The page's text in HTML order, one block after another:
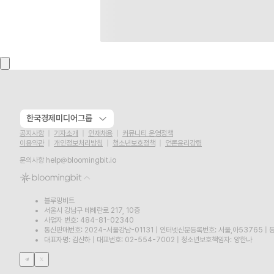
한국경제미디어그룹
공지사항 기자소개 인재채용
커뮤니티 운영정책
이용약관
개인정보처리방침 청소년보호정책
언론윤리강령
문의사항 help@bloomingbit.io
블루밍비트
서울시 강남구 테헤란로 217, 10층
사업자 번호: 484-81-02340
통신판매번호: 2024-서울강남-01131
인터넷신문등록번호: 서울,아53765
대표자명: 김산하
대표번호: 02-554-7002 청소년보호책임자: 양한나